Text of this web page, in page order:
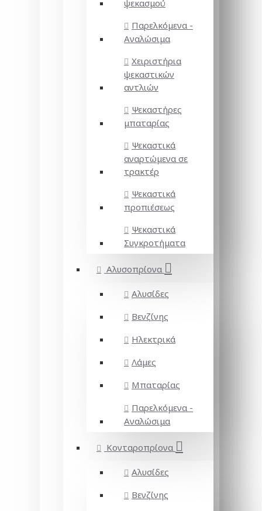
ψεκασμού
Παρελκόμενα -
Αναλώσιμα
Χειριστήρια
ψεκαστικών
αντλιών
Ψεκαστήρες
μπαταρίας
Ψεκαστικά
αναρτώμενα σε
τρακτέρ
Ψεκαστικά
προπιέσεως
Ψεκαστικά
Συγκροτήματα
Αλυσοπρίονα
Αλυσίδες
Βενζίνης
Ηλεκτρικά
Λάμες
Μπαταρίας
Παρελκόμενα -
Αναλώσιμα
Κονταροπρίονα
Αλυσίδες
Βενζίνης